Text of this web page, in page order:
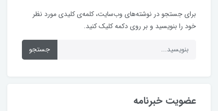
برای جستجو در نوشته‌های وب‌سایت، کلمه‌ی کلیدی مورد نظر
خود را بنویسید و بر روی دکمه کلیک کنید.
جستجو
عضویت خبرنامه